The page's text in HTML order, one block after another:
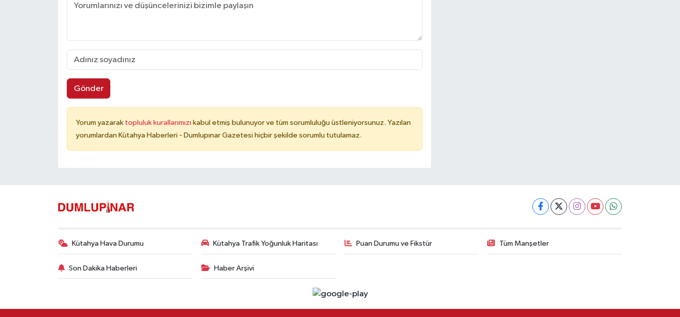
Gönder
Yorum yazarak topluluk kurallarımızı kabul etmiş bulunuyor ve tüm sorumluluğu üstleniyorsunuz. Yazılan
yorumlardan Kütahya Haberleri - Dumlupınar Gazetesi hiçbir şekilde sorumlu tutulamaz.
Kütahya Hava Durumu Kütahya Trafik Yoğunluk Haritası Puan Durumu ve Fikstür Tüm Manşetler
Son Dakika Haberleri Haber Arşivi